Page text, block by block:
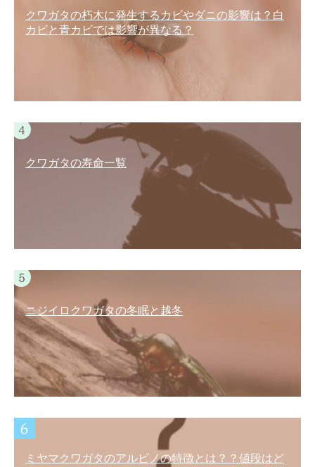
クワガタの朽木に発生するカビやダニの影響は？白
カビと青カビでは影響が異なる？
クワガタの寿命一覧
ニジイロクワガタの冬眠と越冬
ミヤマクワガタのアルビノの特徴とは？？値段はど